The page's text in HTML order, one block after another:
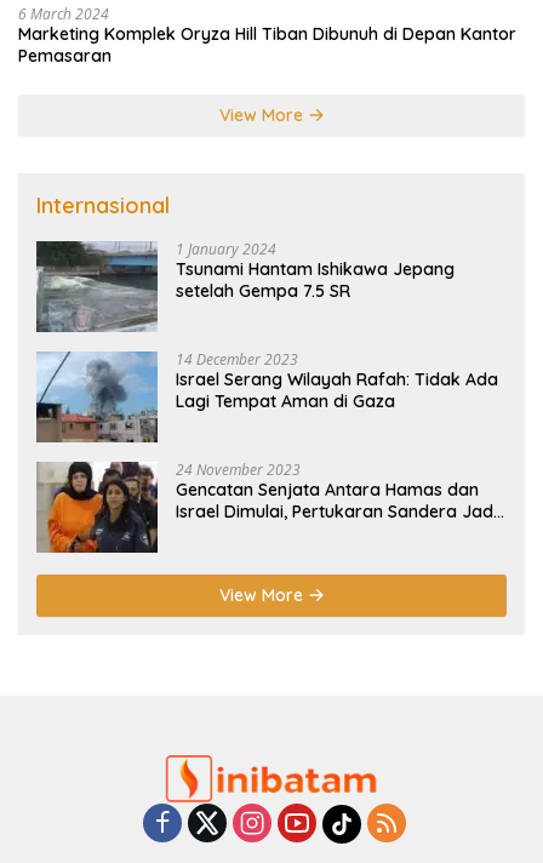
6 March 2024
Marketing Komplek Oryza Hill Tiban Dibunuh di Depan Kantor
Pemasaran
View More
Internasional
1 January 2024
Tsunami Hantam Ishikawa Jepang
setelah Gempa 7.5 SR
14 December 2023
Israel Serang Wilayah Rafah: Tidak Ada
Lagi Tempat Aman di Gaza
24 November 2023
Gencatan Senjata Antara Hamas dan
Israel Dimulai, Pertukaran Sandera Jadi
View More